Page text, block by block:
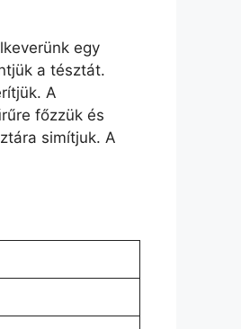
egy
a tésztát.
A
főzzük és
simítjuk. A